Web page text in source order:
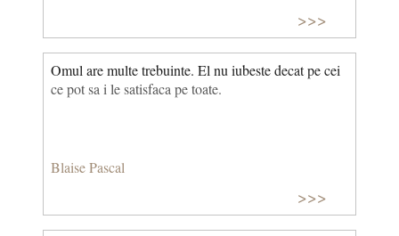
>>>
Omul are multe trebuinte. El nu iubeste decat pe cei
ce pot sa i le satisfaca pe toate.
Blaise Pascal
>>>